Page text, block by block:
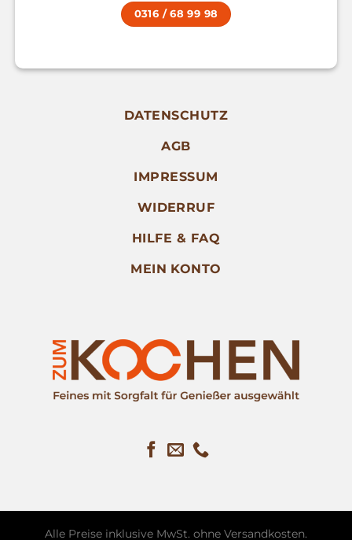
0316 / 68 99 98
DATENSCHUTZ
AGB
IMPRESSUM
WIDERRUF
HILFE & FAQ
MEIN KONTO
Alle Preise inklusive MwSt. ohne Versandkosten.